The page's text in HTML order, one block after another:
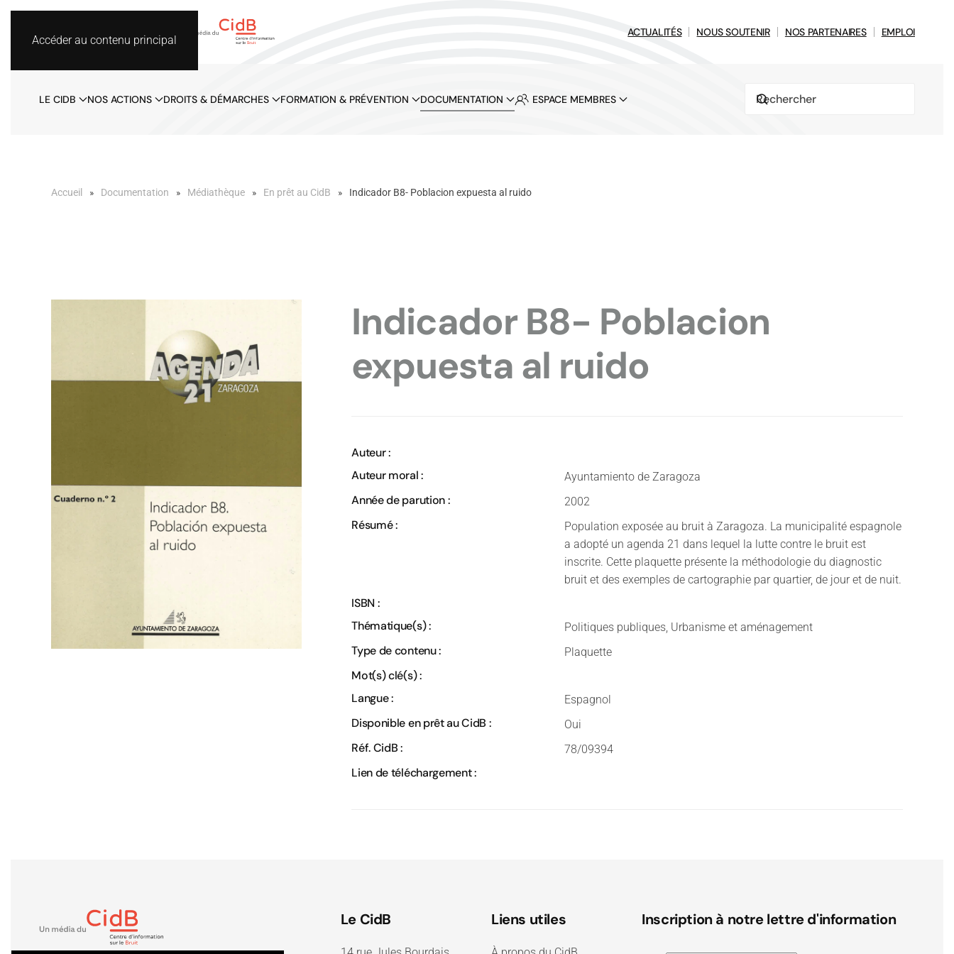
Accéder au contenu principal
ACTUALITÉS NOUS SOUTENIR NOS PARTENAIRES EMPLOI
LE CIDB NOS ACTIONS DROITS & DÉMARCHES FORMATION & PRÉVENTION DOCUMENTATION ESPACE MEMBRES
Accueil Documentation Médiathèque En prêt au CidB Indicador B8- Poblacion expuesta al ruido
Indicador B8- Poblacion
expuesta al ruido
Auteur :
Auteur moral :
Ayuntamiento de Zaragoza
Année de parution : 2002
Résumé :
Population exposée au bruit à Zaragoza. La municipalité espagnole
a adopté un agenda 21 dans lequel la lutte contre le bruit est
inscrite. Cette plaquette présente la méthodologie du diagnostic
bruit et des exemples de cartographie par quartier, de jour et de nuit.
ISBN :
Thématique(s) :
Politiques publiques, Urbanisme et aménagement
Type de contenu : Plaquette
Mot(s) clé(s) :
Langue :
Espagnol
Disponible en prêt au CidB : Oui
Réf. CidB : 78/09394
Lien de téléchargement :
Le CidB Liens utiles Inscription à notre lettre d'information